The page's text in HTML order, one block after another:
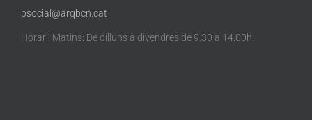
psocial@arqbcn.cat
Horari: Matins: De dilluns a divendres de 9.30 a 14.00h.